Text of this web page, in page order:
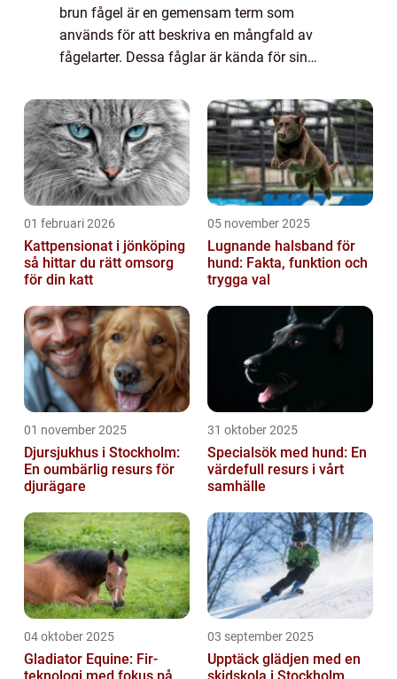
brun fågel är en gemensam term som
används för att beskriva en mångfald av
fågelarter. Dessa fåglar är kända för sin
förekommer över hela världen. Trots sin
vanliga före...
01 februari 2026
Kattpensionat i jönköping
så hittar du rätt omsorg
för din katt
05 november 2025
Lugnande halsband för
hund: Fakta, funktion och
trygga val
01 november 2025
Djursjukhus i Stockholm:
En oumbärlig resurs för
djurägare
31 oktober 2025
Specialsök med hund: En
värdefull resurs i vårt
samhälle
04 oktober 2025
Gladiator Equine: Fir-
03 september 2025
Upptäck glädjen med en